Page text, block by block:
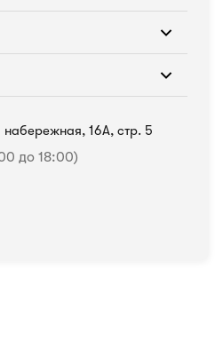
16А, стр. 5
до 18:00)